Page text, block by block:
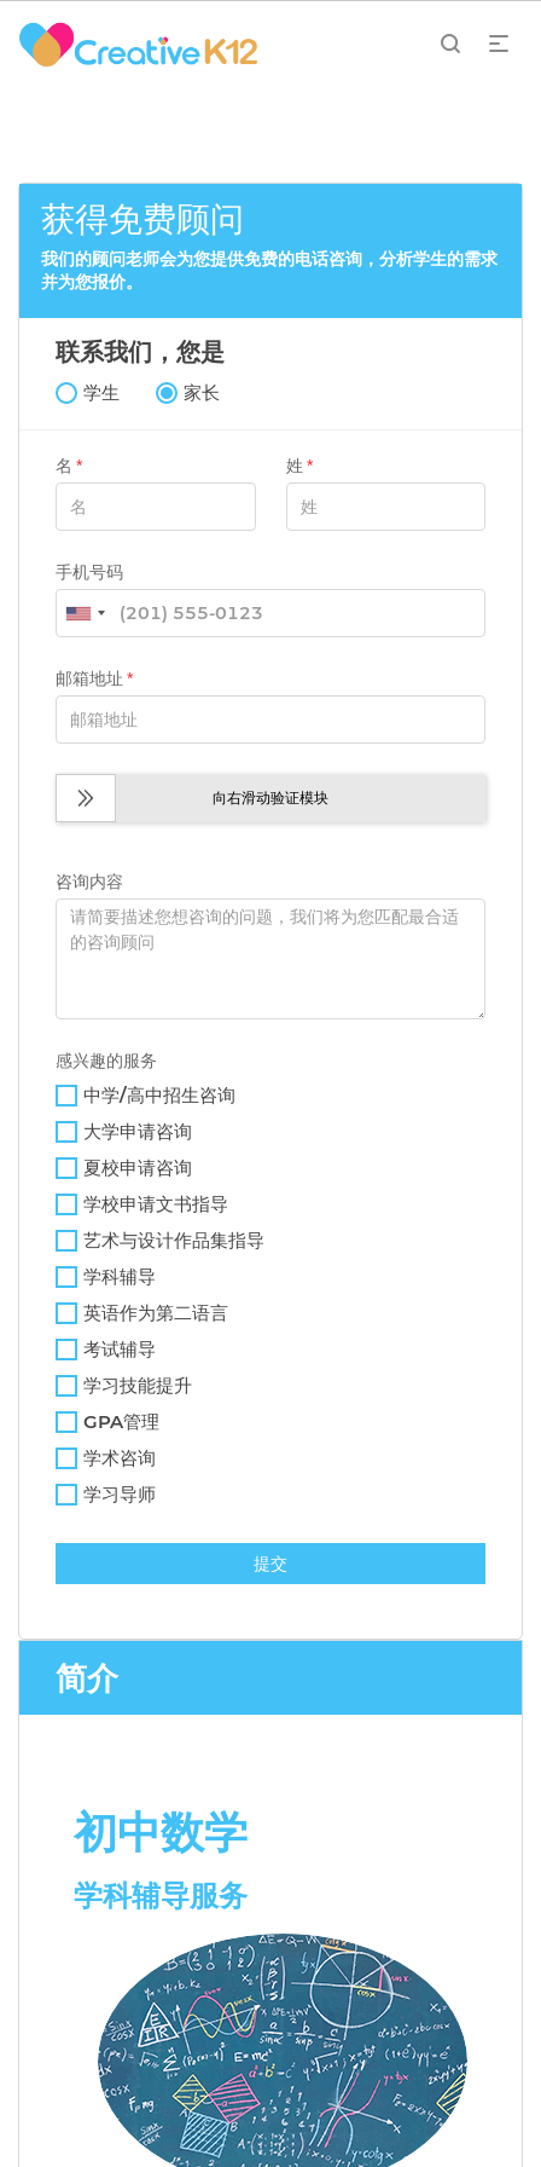
简介
初中数学
学科辅导服务
获得免费顾问
我们的顾问老师会为您提供免费的电话咨询，分析学生的需求
并为您报价。
联系我们，您是
学生 家长
名 * 姓 *
手机号码
邮箱地址 *
向右滑动验证模块
咨询内容
感兴趣的服务
中学/高中招生咨询
大学申请咨询
夏校申请咨询
学校申请文书指导
艺术与设计作品集指导
学科辅导
英语作为第二语言
考试辅导
学习技能提升
GPA管理
学术咨询
学习导师
提交